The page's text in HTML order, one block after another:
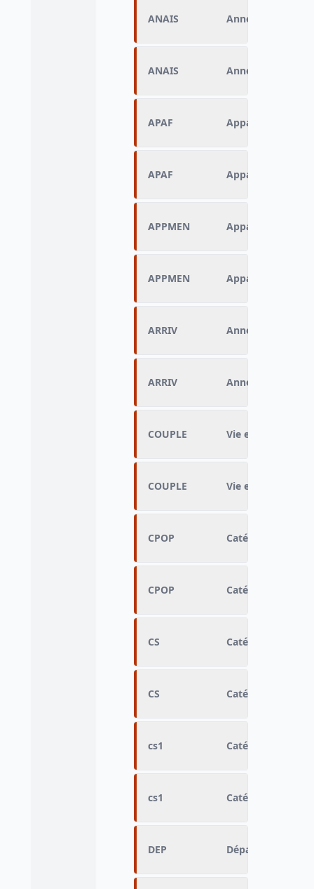
ANAIS Année de
ANAIS Année de
APAF Appartenance à
APAF Appartenance à
APPMEN Appartenance à
APPMEN Appartenance à
ARRIV Année d’arrivée
ARRIV Année d’arrivée
COUPLE Vie en couple
COUPLE Vie en couple
CPOP Catégorie de
CPOP Catégorie de
CS Catégorie
CS Catégorie
cs1 Catégorie
cs1 Catégorie
DEP Département de